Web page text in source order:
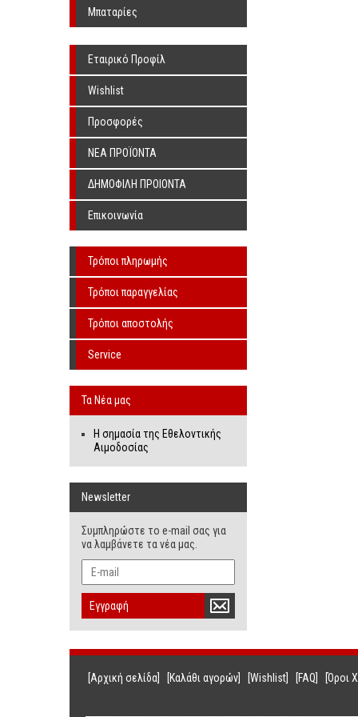
Υπερήχων Χωρίς Λιπαντικό
Μπαταρίες
Εταιρικό Προφίλ
Wishlist
Προσφορές
ΝΕΑ ΠΡΟΪΟΝΤΑ
ΔΗΜΟΦΙΛΗ ΠΡΟΙΟΝΤΑ
Επικοινωνία
Τρόποι πληρωμής
Τρόποι παραγγελίας
Τρόποι αποστολής
Service
Τα Νέα μας
Η σημασία της Εθελοντικής
Αιμοδοσίας
Newsletter
Συμπληρώστε το e-mail σας για
να λαμβάνετε τα νέα μας.
Εγγραφή
[Αρχική σελίδα] [Καλάθι αγορών] [Wishlist] [FAQ] [Όροι